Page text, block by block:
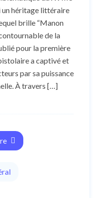
un héritage littéraire
brille “Manon
de la
pour la première
a captivé et
par sa puissance
À travers […]